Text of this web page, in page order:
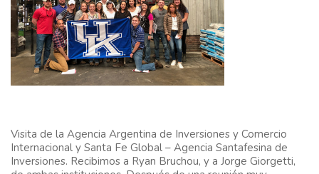
Visita de la Agencia Argentina de Inversiones y Comercio
Internacional y Santa Fe Global – Agencia Santafesina de
Inversiones. Recibimos a Ryan Bruchou, y a Jorge Giorgetti,